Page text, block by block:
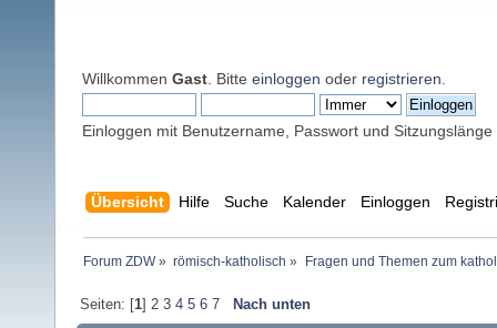
Willkommen Gast . Bitte einloggen oder registrieren
Einloggen mit Benutzername, Passwort und Sitzungslänge
Übersicht Hilfe Suche Kalender Einloggen
Forum ZDW» römisch-katholisch » Fragen und Themen zum
Seiten: [1] 2 3 4 5 6 7 Nach unten